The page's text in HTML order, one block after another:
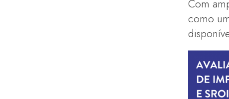
Com
como